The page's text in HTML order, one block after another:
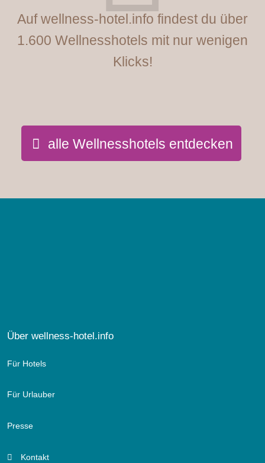
Auf wellness-hotel.info findest du über
1.600 Wellnesshotels mit nur wenigen
Klicks!
alle Wellnesshotels entdecken
Über wellness-hotel.info
Für Hotels
Für Urlauber
Presse
Kontakt